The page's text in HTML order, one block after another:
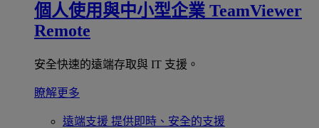
個人使用與中小型企業 TeamViewer
Remote
安全快速的遠端存取與 IT 支援。
瞭解更多
遠端支援 提供即時、安全的支援